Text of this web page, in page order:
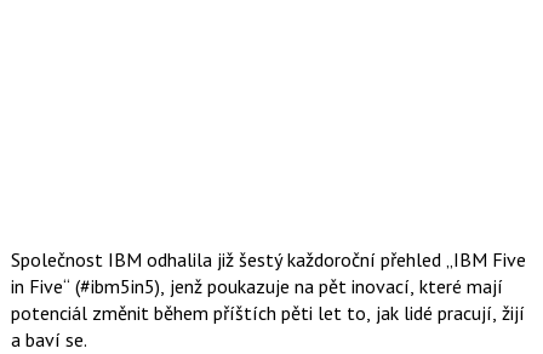
Společnost IBM odhalila již šestý každoroční přehled „IBM Five
in Five“ (#ibm5in5), jenž poukazuje na pět inovací, které mají
potenciál změnit během příštích pěti let to, jak lidé pracují, žijí
a baví se.